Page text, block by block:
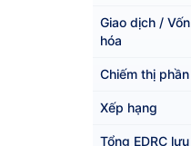
Giao dịch / Vốn
hóa
Chiếm thị phần
Xếp hạng
Tổng EDRC lưu